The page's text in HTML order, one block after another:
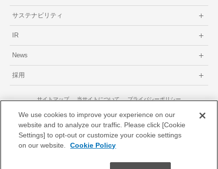
サステナビリティ
IR
News
採用
サイトマップ 当サイトについて プライバシーポリシー
GDPRに関するプライバシーポリシー
We use cookies to improve your experience on our
website and to analyze our traffic. Please click [Cookie
Settings] to opt-out or customize your cookie settings
on our website.
Cookie Policy